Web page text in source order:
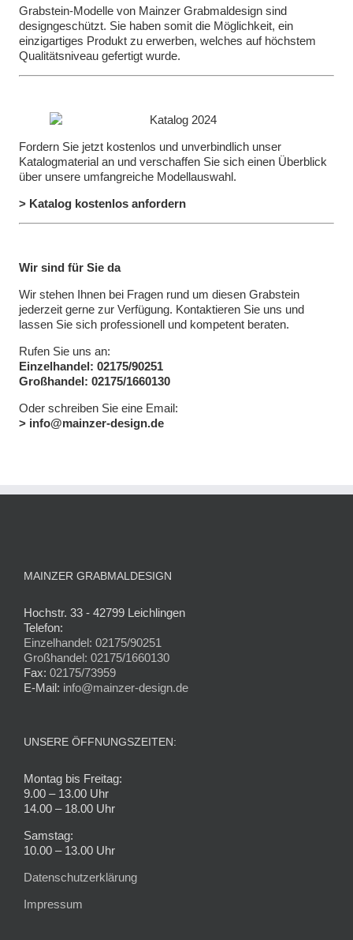
Grabstein-Modelle von Mainzer Grabmaldesign sind
designgeschützt. Sie haben somit die Möglichkeit, ein
einzigartiges Produkt zu erwerben, welches auf höchstem
Qualitätsniveau gefertigt wurde.
Fordern Sie jetzt kostenlos und unverbindlich unser
Katalogmaterial an und verschaffen Sie sich einen Überblick
über unsere umfangreiche Modellauswahl.
> Katalog kostenlos anfordern
Wir sind für Sie da
Wir stehen Ihnen bei Fragen rund um diesen Grabstein
jederzeit gerne zur Verfügung. Kontaktieren Sie uns und
lassen Sie sich professionell und kompetent beraten.
Rufen Sie uns an:
Einzelhandel: 02175/90251
Großhandel: 02175/1660130
Oder schreiben Sie eine Email:
> info@mainzer-design.de
MAINZER GRABMALDESIGN
Hochstr. 33 - 42799 Leichlingen
Telefon:
Einzelhandel: 02175/90251
Großhandel: 02175/1660130
Fax: 02175/73959
E-Mail: info@mainzer-design.de
UNSERE ÖFFNUNGSZEITEN:
Montag bis Freitag:
9.00 – 13.00 Uhr
14.00 – 18.00 Uhr
Samstag:
10.00 – 13.00 Uhr
Datenschutzerklärung
Impressum